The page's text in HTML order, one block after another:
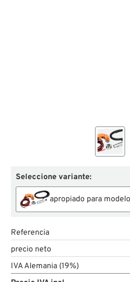
Seleccione variante:
apropiado para
Referencia
precio neto
IVA Alemania (19%)